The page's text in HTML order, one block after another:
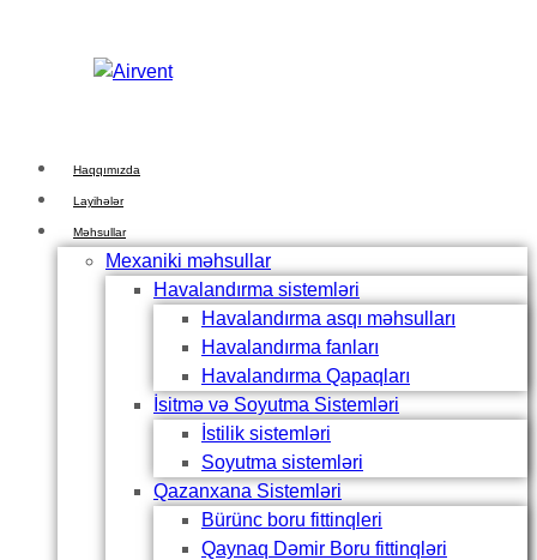
content
Haqqımızda
Layihələr
Məhsullar
Mexaniki məhsullar
Havalandırma sistemləri
Havalandırma asqı məhsulları
Havalandırma fanları
Havalandırma Qapaqları
İsitmə və Soyutma Sistemləri
İstilik sistemləri
Soyutma sistemləri
Qazanxana Sistemləri
Bürünc boru fittinqleri
Qaynaq Dəmir Boru fittinqləri